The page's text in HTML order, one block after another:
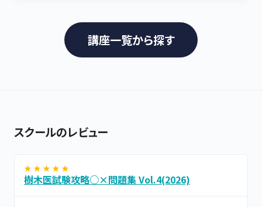
講座一覧から探す
スクールのレビュー
★ ★ ★ ★ ★
樹木医試験攻略○×問題集 Vol.4(2026)